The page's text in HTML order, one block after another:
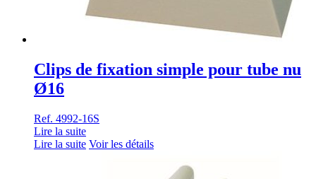
Clips de fixation simple pour tube nu
Ø16
Ref. 4992-16S
Lire la suite
Lire la suite Voir les détails